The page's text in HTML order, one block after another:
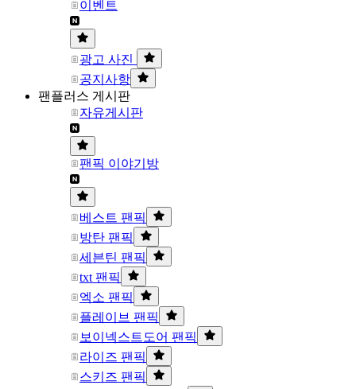
이벤트
광고 사진
공지사항
팬플러스 게시판
자유게시판
팬픽 이야기방
베스트 팬픽
방탄 팬픽
세븐틴 팬픽
txt 팬픽
엑소 팬픽
플레이브 팬픽
보이넥스트도어 팬픽
라이즈 팬픽
스키즈 팬픽